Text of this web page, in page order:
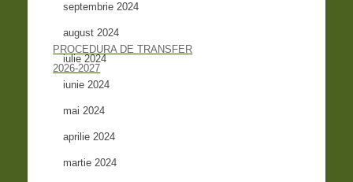
PROCEDURA DE TRANSFER
2026-2027
septembrie 2024
august 2024
iulie 2024
iunie 2024
mai 2024
aprilie 2024
martie 2024